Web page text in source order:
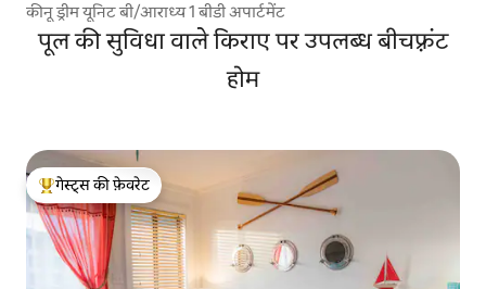
कीनू ड्रीम यूनिट बी/आराध्य 1 बीडी अपार्टमेंट
पूल की सुविधा वाले किराए पर उपलब्ध बीचफ़्रंट
होम
गेस्ट्स का टॉप फ़ेवरेट
गेस्ट्स की फ़ेवरेट